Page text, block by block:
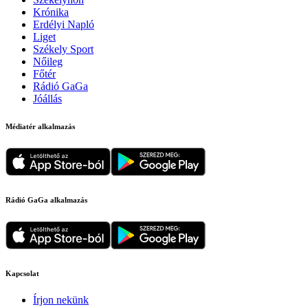
Krónika
Erdélyi Napló
Liget
Székely Sport
Nőileg
Főtér
Rádió GaGa
Jóállás
Médiatér alkalmazás
Rádió GaGa alkalmazás
Kapcsolat
Írjon nekünk